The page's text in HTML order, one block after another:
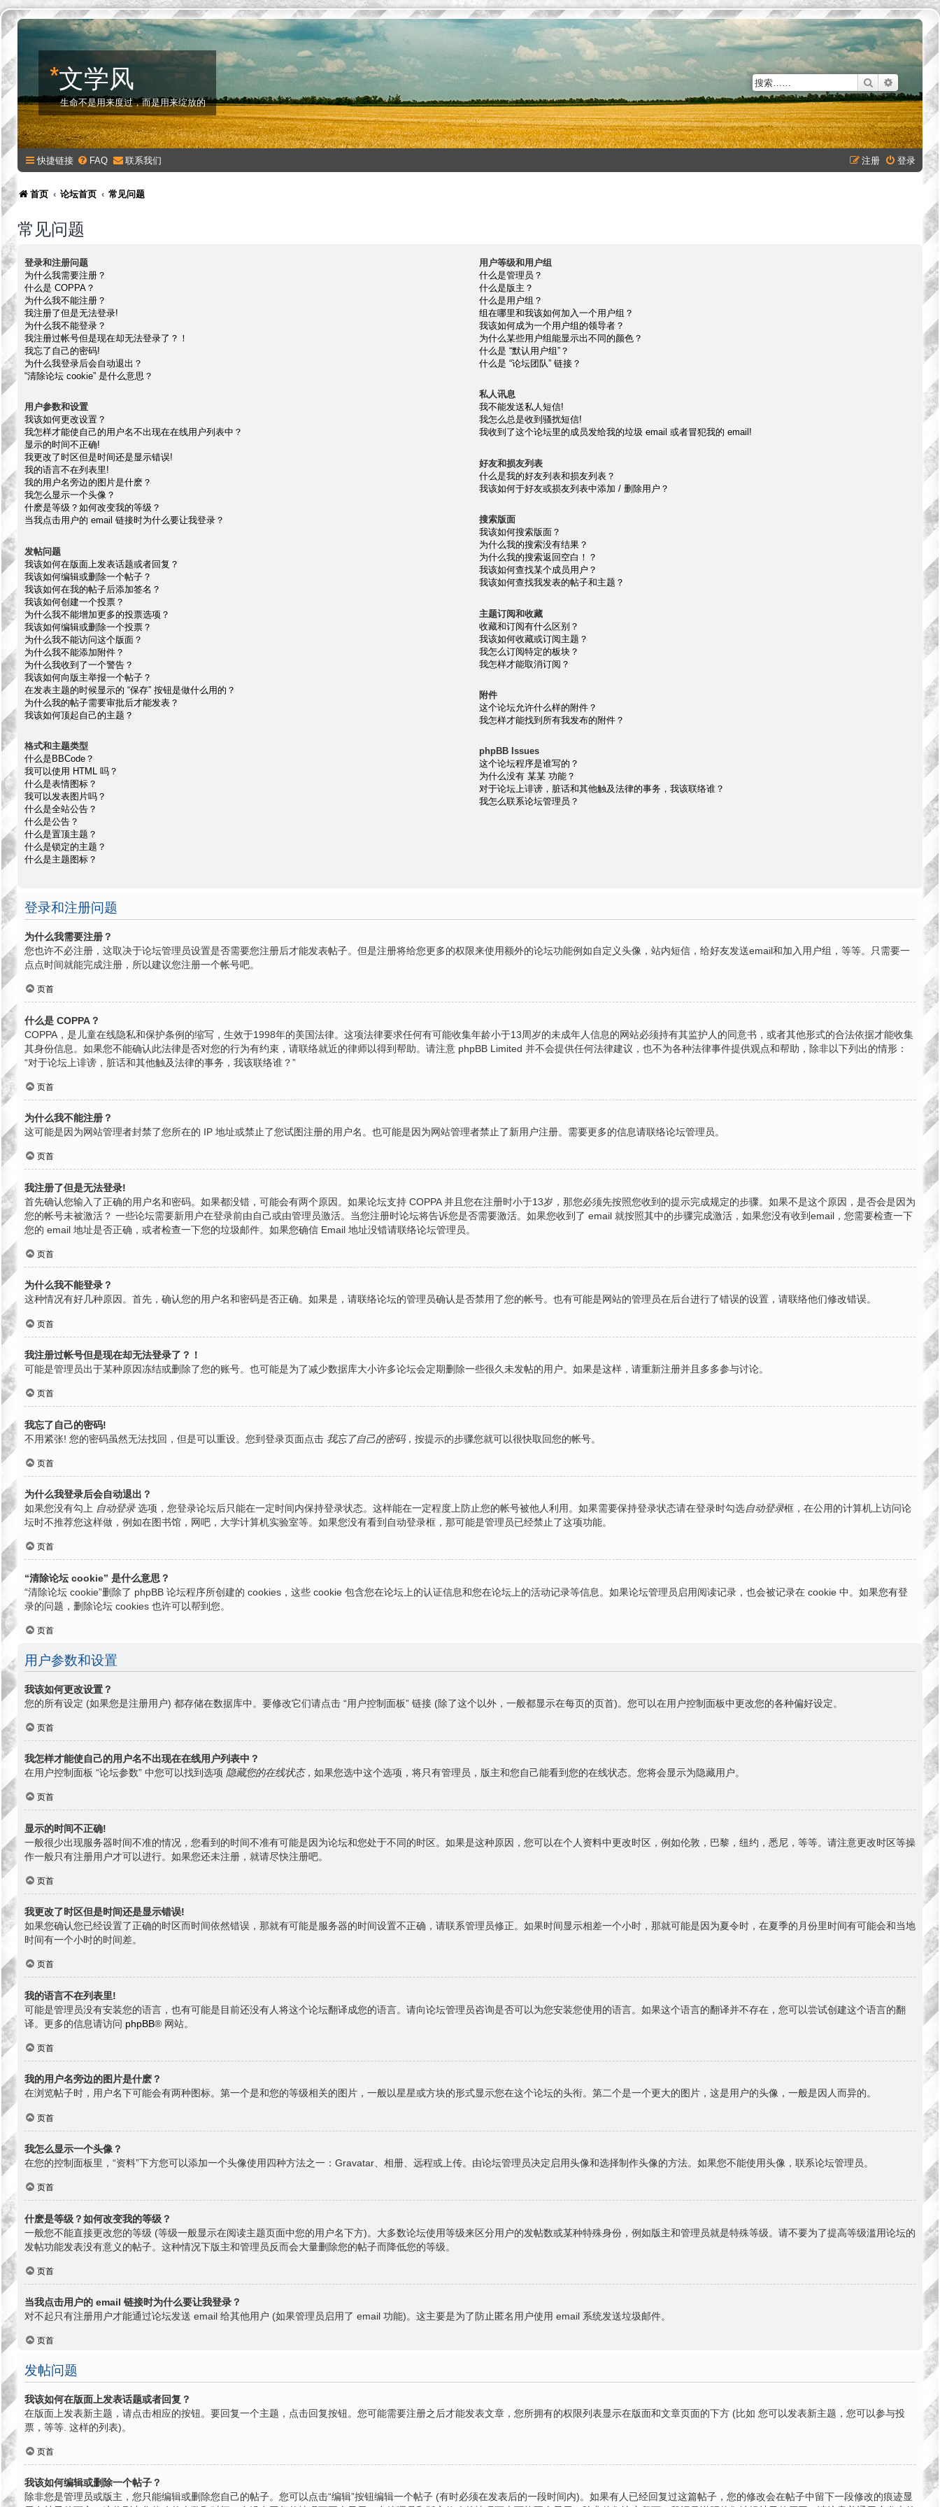
*文学风
生命不是用来度过，而是用来绽放的
搜索
快捷链接 FAQ 联系我们 登录
注册
首页 论坛首页 常见问题
常见问题
登录和注册问题
为什么我需要注册？
什么是 COPPA？
为什么我不能注册？
我注册了但是无法登录!
为什么我不能登录？
我注册过帐号但是现在却无法登录了？！
我忘了自己的密码!
为什么我登录后会自动退出？
“清除论坛 cookie” 是什么意思？
用户参数和设置
我该如何更改设置？
我怎样才能使自己的用户名不出现在在线用户列表中？
显示的时间不正确!
我更改了时区但是时间还是显示错误!
我的语言不在列表里!
我的用户名旁边的图片是什麽？
我怎么显示一个头像？
什麽是等级？如何改变我的等级？
当我点击用户的 email 链接时为什么要让我登录？
发帖问题
我该如何在版面上发表话题或者回复？
我该如何编辑或删除一个帖子？
我该如何在我的帖子后添加签名？
我该如何创建一个投票？
为什么我不能增加更多的投票选项？
我该如何编辑或删除一个投票？
为什么我不能访问这个版面？
为什么我不能添加附件？
为什么我收到了一个警告？
我该如何向版主举报一个帖子？
在发表主题的时候显示的 “保存” 按钮是做什么用的？
为什么我的帖子需要审批后才能发表？
我该如何顶起自己的主题？
格式和主题类型
什么是BBCode？
我可以使用 HTML 吗？
什么是表情图标？
我可以发表图片吗？
什么是全站公告？
什么是公告？
什么是置顶主题？
什么是锁定的主题？
什么是主题图标？
用户等级和用户组
什么是管理员？
什么是版主？
什么是用户组？
组在哪里和我该如何加入一个用户组？
我该如何成为一个用户组的领导者？
为什么某些用户组能显示出不同的颜色？
什么是 “默认用户组”？
什么是 “论坛团队” 链接？
私人讯息
我不能发送私人短信!
我怎么总是收到骚扰短信!
我收到了这个论坛里的成员发给我的垃圾 email 或者冒犯我的 email!
好友和损友列表
什么是我的好友列表和损友列表？
我该如何于好友或损友列表中添加 / 删除用户？
搜索版面
我该如何搜索版面？
为什么我的搜索没有结果？
为什么我的搜索返回空白！？
我该如何查找某个成员用户？
我该如何查找我发表的帖子和主题？
主题订阅和收藏
收藏和订阅有什么区别？
我该如何收藏或订阅主题？
我怎么订阅特定的板块？
我怎样才能取消订阅？
附件
这个论坛允许什么样的附件？
我怎样才能找到所有我发布的附件？
phpBB Issues
这个论坛程序是谁写的？
为什么没有 某某 功能？
对于论坛上诽谤，脏话和其他触及法律的事务，我该联络谁？
我怎么联系论坛管理员？
登录和注册问题
为什么我需要注册？
您也许不必注册，这取决于论坛管理员设置是否需要您注册后才能发表帖子。但是注册将给您更多的权限来使用额外的论坛功能例如自定义头像，站内短信，给好友发送email和加入用户组，等等。只需要一
点点时间就能完成注册，所以建议您注册一个帐号吧。
页首
什么是 COPPA？
COPPA，是儿童在线隐私和保护条例的缩写，生效于1998年的美国法律。这项法律要求任何有可能收集年龄小于13周岁的未成年人信息的网站必须持有其监护人的同意书，或者其他形式的合法依据才能收集
其身份信息。如果您不能确认此法律是否对您的行为有约束，请联络就近的律师以得到帮助。请注意 phpBB Limited 并不会提供任何法律建议，也不为各种法律事件提供观点和帮助，除非以下列出的情形：
“对于论坛上诽谤，脏话和其他触及法律的事务，我该联络谁？”
页首
为什么我不能注册？
这可能是因为网站管理者封禁了您所在的 IP 地址或禁止了您试图注册的用户名。也可能是因为网站管理者禁止了新用户注册。需要更多的信息请联络论坛管理员。
页首
我注册了但是无法登录!
首先确认您输入了正确的用户名和密码。如果都没错，可能会有两个原因。如果论坛支持 COPPA 并且您在注册时小于13岁，那您必须先按照您收到的提示完成规定的步骤。如果不是这个原因，是否会是因为
您的帐号未被激活？ 一些论坛需要新用户在登录前由自己或由管理员激活。当您注册时论坛将告诉您是否需要激活。如果您收到了 email 就按照其中的步骤完成激活，如果您没有收到email，您需要检查一下
您的 email 地址是否正确，或者检查一下您的垃圾邮件。如果您确信 Email 地址没错请联络论坛管理员。
页首
为什么我不能登录？
这种情况有好几种原因。首先，确认您的用户名和密码是否正确。如果是，请联络论坛的管理员确认是否禁用了您的帐号。也有可能是网站的管理员在后台进行了错误的设置，请联络他们修改错误。
页首
我注册过帐号但是现在却无法登录了？！
可能是管理员出于某种原因冻结或删除了您的账号。也可能是为了减少数据库大小许多论坛会定期删除一些很久未发帖的用户。如果是这样，请重新注册并且多多参与讨论。
页首
我忘了自己的密码!
不用紧张! 您的密码虽然无法找回，但是可以重设。您到登录页面点击 我忘了自己的密码，按提示的步骤您就可以很快取回您的帐号。
页首
为什么我登录后会自动退出？
如果您没有勾上 自动登录选项，您登录论坛后只能在一定时间内保持登录状态。这样能在一定程度上防止您的帐号被他人利用。如果需要保持登录状态请在登录时勾选自动登录框，在公用的计算机上访问论
坛时不推荐您这样做，例如在图书馆，网吧，大学计算机实验室等。如果您没有看到自动登录框，那可能是管理员已经禁止了这项功能。
页首
“清除论坛 cookie” 是什么意思？
“清除论坛 cookie”删除了 phpBB 论坛程序所创建的 cookies，这些 cookie 包含您在论坛上的认证信息和您在论坛上的活动记录等信息。如果论坛管理员启用阅读记录，也会被记录在 cookie 中。如果您有登
录的问题，删除论坛 cookies 也许可以帮到您。
页首
用户参数和设置
我该如何更改设置？
您的所有设定 (如果您是注册用户) 都存储在数据库中。要修改它们请点击 “用户控制面板” 链接 (除了这个以外，一般都显示在每页的页首)。您可以在用户控制面板中更改您的各种偏好设定。
页首
我怎样才能使自己的用户名不出现在在线用户列表中？
在用户控制面板 “论坛参数” 中您可以找到选项 隐藏您的在线状态，如果您选中这个选项，将只有管理员，版主和您自己能看到您的在线状态。您将会显示为隐藏用户。
页首
显示的时间不正确!
一般很少出现服务器时间不准的情况，您看到的时间不准有可能是因为论坛和您处于不同的时区。如果是这种原因，您可以在个人资料中更改时区，例如伦敦，巴黎，纽约，悉尼，等等。请注意更改时区等操
作一般只有注册用户才可以进行。如果您还未注册，就请尽快注册吧。
页首
我更改了时区但是时间还是显示错误!
如果您确认您已经设置了正确的时区而时间依然错误，那就有可能是服务器的时间设置不正确，请联系管理员修正。如果时间显示相差一个小时，那就可能是因为夏令时，在夏季的月份里时间有可能会和当地
时间有一个小时的时间差。
页首
我的语言不在列表里!
可能是管理员没有安装您的语言，也有可能是目前还没有人将这个论坛翻译成您的语言。请向论坛管理员咨询是否可以为您安装您使用的语言。如果这个语言的翻译并不存在，您可以尝试创建这个语言的翻
译。更多的信息请访问 phpBB® 网站。
页首
我的用户名旁边的图片是什麽？
在浏览帖子时，用户名下可能会有两种图标。第一个是和您的等级相关的图片，一般以星星或方块的形式显示您在这个论坛的头衔。第二个是一个更大的图片，这是用户的头像，一般是因人而异的。
页首
我怎么显示一个头像？
在您的控制面板里，“资料”下方您可以添加一个头像使用四种方法之一：Gravatar、相册、远程或上传。由论坛管理员决定启用头像和选择制作头像的方法。如果您不能使用头像，联系论坛管理员。
页首
什麽是等级？如何改变我的等级？
一般您不能直接更改您的等级 (等级一般显示在阅读主题页面中您的用户名下方)。大多数论坛使用等级来区分用户的发帖数或某种特殊身份，例如版主和管理员就是特殊等级。请不要为了提高等级滥用论坛的
发帖功能发表没有意义的帖子。这种情况下版主和管理员反而会大量删除您的帖子而降低您的等级。
页首
当我点击用户的 email 链接时为什么要让我登录？
对不起只有注册用户才能通过论坛发送 email 给其他用户 (如果管理员启用了 email 功能)。这主要是为了防止匿名用户使用 email 系统发送垃圾邮件。
页首
发帖问题
我该如何在版面上发表话题或者回复？
在版面上发表新主题，请点击相应的按钮。要回复一个主题，点击回复按钮。您可能需要注册之后才能发表文章，您所拥有的权限列表显示在版面和文章页面的下方 (比如 您可以发表新主题，您可以参与投
票，等等. 这样的列表)。
页首
我该如何编辑或删除一个帖子？
除非您是管理员或版主，您只能编辑或删除您自己的帖子。您可以点击“编辑”按钮编辑一个帖子 (有时必须在发表后的一段时间内)。如果有人已经回复过这篇帖子，您的修改会在帖子中留下一段修改的痕迹显